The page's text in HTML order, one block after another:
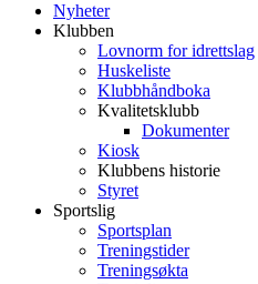
Nyheter
Klubben
Lovnorm for idrettslag
Huskeliste
Klubbhåndboka
Kvalitetsklubb
Dokumenter
Kiosk
Klubbens historie
Styret
Sportslig
Sportsplan
Treningstider
Treningsøkta